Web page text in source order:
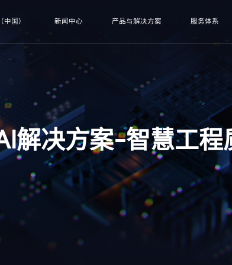
中国） 新闻中心 产品与解决方案 服务体系
解决方案-智慧工程